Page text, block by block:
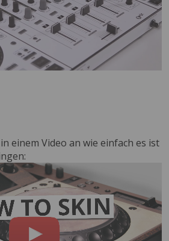
einem Video an wie einfach es ist